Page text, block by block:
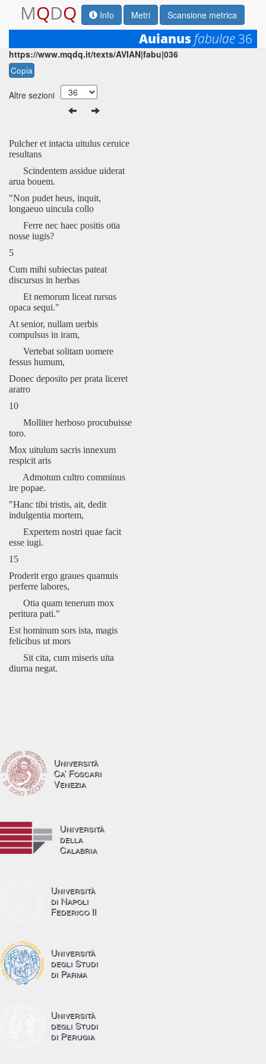
MQDQ Info Metri Scansione metrica
Auianus fabulae36
https://www.mqdq.it/texts/AVIAN|fabu|036
Copia
Altre sezioni
Pulcher et intacta uitulus ceruice
resultans
Scindentem assidue uiderat
arua bouem.
"Non pudet heus, inquit,
longaeuo uincula collo
Ferre nec haec positis otia
nosse iugis?
5
Cum mihi subiectas pateat
discursus in herbas
Et nemorum liceat rursus
opaca sequi."
At senior, nullam uerbis
compulsus in iram,
Vertebat solitam uomere
fessus humum,
Donec deposito per prata liceret
aratro
10
Molliter herboso procubuisse
toro.
Mox uitulum sacris innexum
respicit aris
Admotum cultro comminus
ire popae.
"Hanc tibi tristis, ait, dedit
indulgentia mortem,
Expertem nostri quae facit
esse iugi.
15
Proderit ergo graues quamuis
perferre labores,
Otia quam tenerum mox
peritura pati."
Est hominum sors ista, magis
felicibus ut mors
Sit cita, cum miseris uita
diurna negat.
Università
Ca’ Foscari
Venezia
Università
della
Calabria
Università
di Napoli
Federico II
Università
degli Studi
di Parma
Università
degli Studi
di Perugia